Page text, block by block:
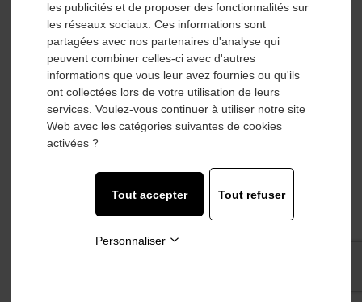
SAE PARKER F12-125-SAE
Découvrir
les publicités et de proposer des fonctionnalités sur
les réseaux sociaux. Ces informations sont
partagées avec nos partenaires d'analyse qui
peuvent combiner celles-ci avec d'autres
informations que vous leur avez fournies ou qu'ils
ont collectées lors de votre utilisation de leurs
services. Voulez-vous continuer à utiliser notre site
Web avec les catégories suivantes de cookies
activées ?
Tout accepter Tout refuser
Personnaliser